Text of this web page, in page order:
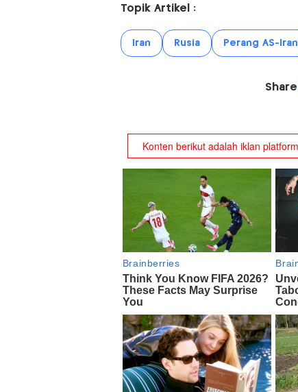
Topik Artikel :
Iran Rusia Perang AS-Iran
Share